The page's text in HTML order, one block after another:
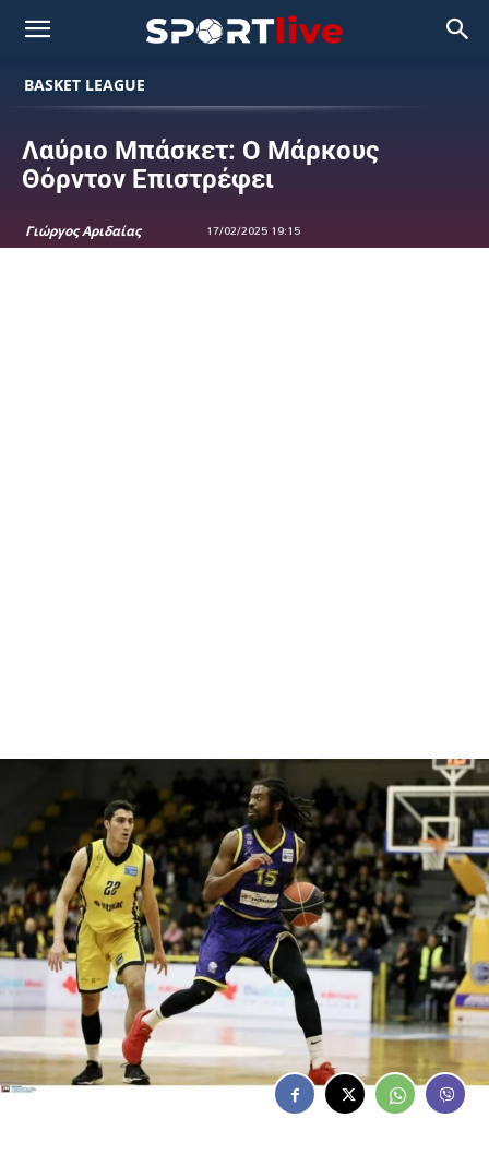
BASKET LEAGUE
Λαύριο Μπάσκετ: Ο Μάρκους
Θόρντον Επιστρέφει
Γιώργος Αριδαίας 17/02/2025 19:15